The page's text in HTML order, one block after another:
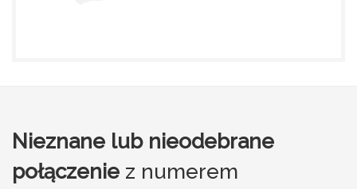
Nieznane lub nieodebrane
połączenie z numerem